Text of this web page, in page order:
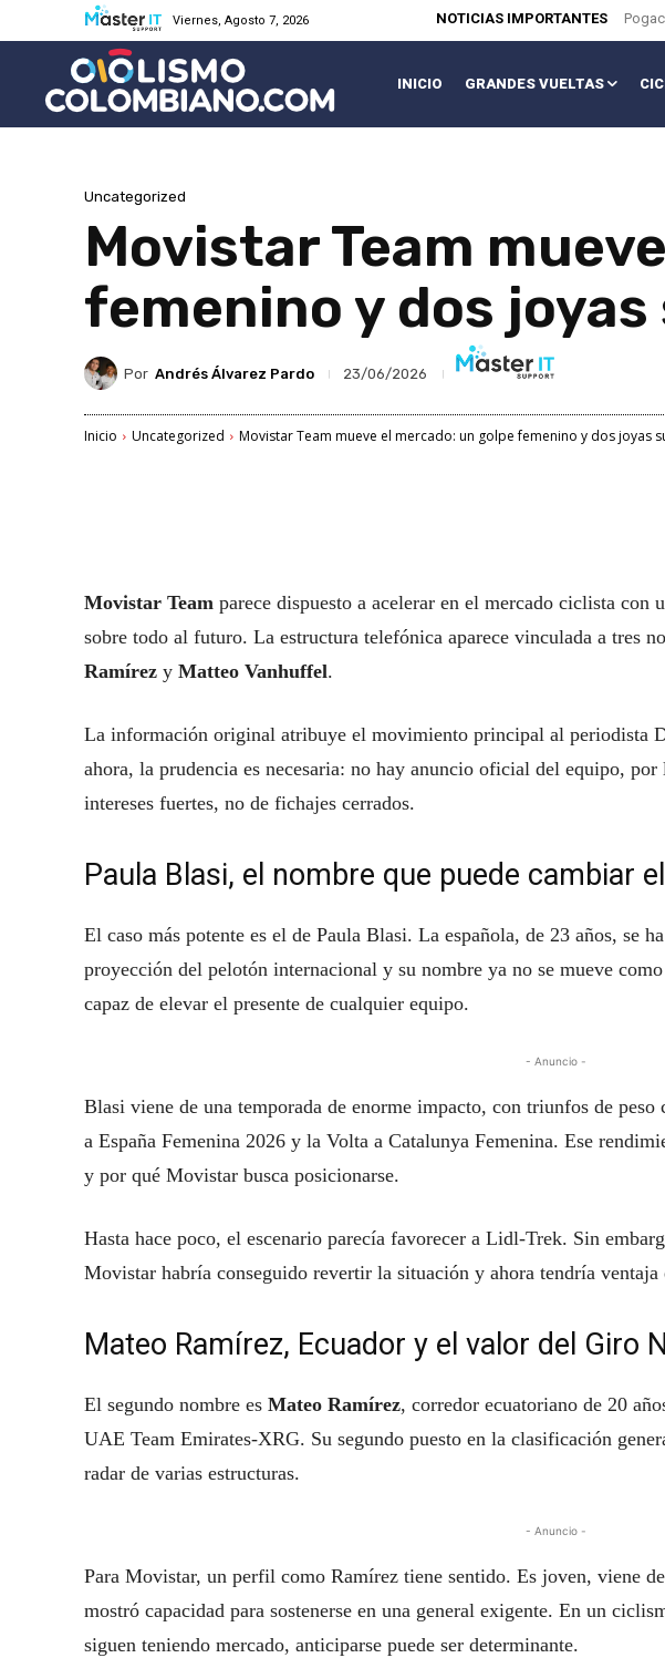
Viernes, Agosto 7, 2026 NOTICIAS IMPORTANTES
INICIO GRANDES VUELTAS
Uncategorized
Movistar Team
femenino y dos
Por Andrés Álvarez Pardo 23/06/2026
Inicio Uncategorized Movistar Team mueve el mercado: un golpe femenino y dos joyas
Movistar Team parece dispuesto a acelerar en el mercado ciclista con
sobre todo al futuro. La estructura telefónica aparece vinculada a tres
Ramírez y Matteo Vanhuffel.
La información original atribuye el movimiento principal al periodista
ahora, la prudencia es necesaria: no hay anuncio oficial del equipo, por
intereses fuertes, no de fichajes cerrados.
Paula Blasi, el nombre que puede cambiar
El caso más potente es el de Paula Blasi. La española, de 23 años, se
proyección del pelotón internacional y su nombre ya no se mueve
capaz de elevar el presente de cualquier equipo.
- Anuncio -
Blasi viene de una temporada de enorme impacto, con triunfos de
a España Femenina 2026 y la Volta a Catalunya Femenina. Ese
y por qué Movistar busca posicionarse.
Hasta hace poco, el escenario parecía favorecer a Lidl-Trek. Sin
Movistar habría conseguido revertir la situación y ahora tendría ventaja
Mateo Ramírez, Ecuador y el valor del Giro
El segundo nombre es Mateo Ramírez, corredor ecuatoriano de 20
UAE Team Emirates-XRG. Su segundo puesto en la clasificación
radar de varias estructuras.
- Anuncio -
Para Movistar, un perfil como Ramírez tiene sentido. Es joven, viene
mostró capacidad para sostenerse en una general exigente. En un
siguen teniendo mercado, anticiparse puede ser determinante.